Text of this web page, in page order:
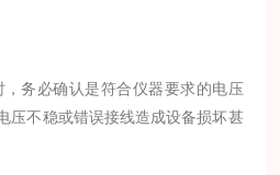
务必确认是符合仪器要求的电压
压不稳或错误接线造成设备损坏甚